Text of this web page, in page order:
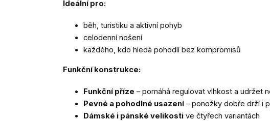
Ideální pro:
běh, turistiku a aktivní pohyb
celodenní nošení
každého, kdo hledá pohodlí bez kompromisů
Funkční konstrukce:
Funkční příze – pomáhá regulovat vlhkost a udržet
Pevné a pohodlné usazení – ponožky dobře drží i
Dámské i pánské velikosti ve čtyřech variantách